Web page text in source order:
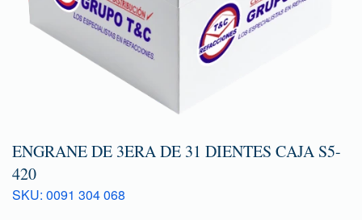
ENGRANE DE 3ERA DE 31 DIENTES CAJA S5-
420
SKU: 0091 304 068